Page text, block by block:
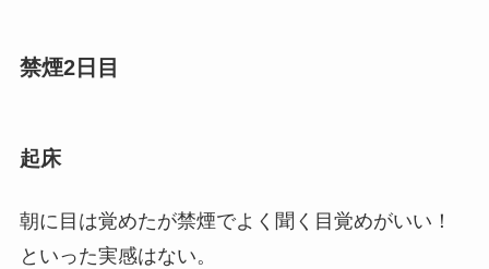
禁煙2日目
起床
朝に目は覚めたが禁煙でよく聞く目覚めがいい！
といった実感はない。